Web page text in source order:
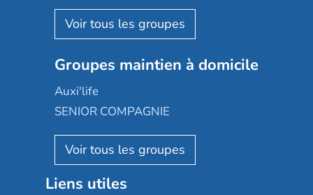
Aquarelia
Nexity edenea
Les jardins d'Arcadie
Occitalia
Appartseniors
Reseda
Stella management
Les villages d'or
Korian
Emera
Groupe SOS
Le Noble Âge
Almage
Résidalya
Groupe aplus
Groupes maintien à domicile
Auxi'life
SENIOR COMPAGNIE
AGE D'OR Services
Liens utiles